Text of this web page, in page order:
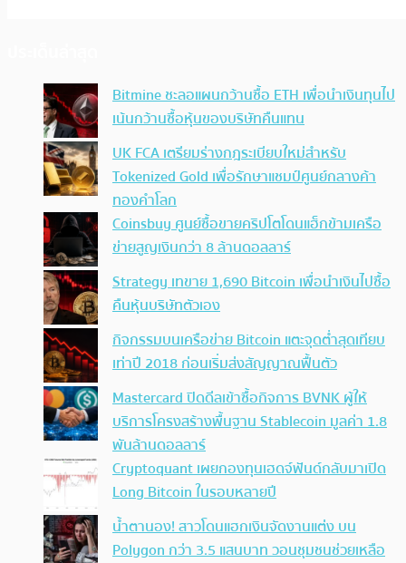
Bitmine ชะลอแผนกว้านซื้อ ETH เพื่อนำเงินทุนไป
เน้นกว้านซื้อหุ้นของบริษัทคืนแทน
UK FCA เตรียมร่างกฎระเบียบใหม่สำหรับ
Tokenized Gold เพื่อรักษาแชมป์ศูนย์กลางค้า
ทองคำโลก
Coinsbuy ศูนย์ซื้อขายคริปโตโดนแฮ็กข้ามเครือ
ข่ายสูญเงินกว่า 8 ล้านดอลลาร์
Strategy เทขาย 1,690 Bitcoin เพื่อนำเงินไปซื้อ
คืนหุ้นบริษัทตัวเอง
กิจกรรมบนเครือข่าย Bitcoin แตะจุดต่ำสุดเทียบ
เท่าปี 2018 ก่อนเริ่มส่งสัญญาณฟื้นตัว
Mastercard ปิดดีลเข้าซื้อกิจการ BVNK ผู้ให้
บริการโครงสร้างพื้นฐาน Stablecoin มูลค่า 1.8
พันล้านดอลลาร์
Cryptoquant เผยกองทุนเฮดจ์ฟันด์กลับมาเปิด
Long Bitcoin ในรอบหลายปี
น้ำตานอง! สาวโดนแฮกเงินจัดงานแต่ง บน
Polygon กว่า 3.5 แสนบาท วอนชุมชนช่วยเหลือ